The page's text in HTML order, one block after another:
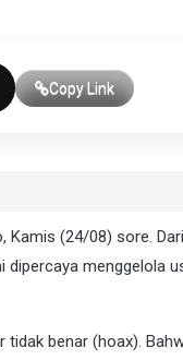
Copy Link
(24/08) sore.
dipercaya menggelola
benar (hoax).